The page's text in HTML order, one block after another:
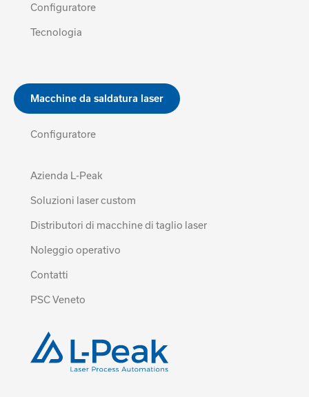
Configuratore
Tecnologia
Macchine da saldatura laser
Configuratore
Azienda L-Peak
Soluzioni laser custom
Distributori di macchine di taglio laser
Noleggio operativo
Contatti
PSC Veneto